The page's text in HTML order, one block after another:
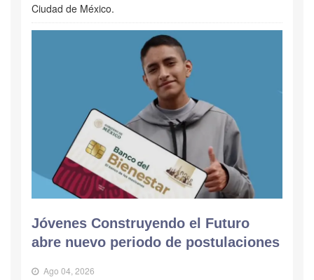
Ciudad de México.
Jóvenes Construyendo el Futuro
abre nuevo periodo de postulaciones
Ago 04, 2026